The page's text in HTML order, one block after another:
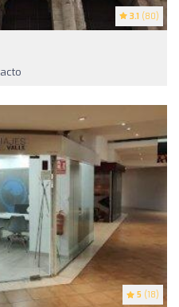
3.1 (80)
5 (18)